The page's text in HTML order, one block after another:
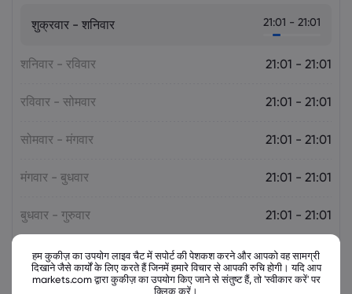
शुक्रवार - शनिवार 21:01 - 21:01
शनिवार - रविवार 21:01 - 21:01
रविवार - सोमवार 21:01 - 21:01
सोमवार - मंगवार 21:01 - 21:01
मंगवार - बुधवार 21:01 - 21:01
बुधवार - गुरुवार 21:01 - 21:01
गुरुवार - शुक्रवार 21:01 - 21:01
हम कुकीज़ का उपयोग लाइव चैट में सपोर्ट की पेशकश करने और आपको वह सामग्री
दिखाने जैसे कार्यों के लिए करते हैं जिनमें हमारे विचार से आपकी रुचि होगी। यदि आप
markets.com द्वारा कुकीज़ का उपयोग किए जाने से संतुष्ट हैं, तो 'स्वीकार करें' पर
क्लिक करें।